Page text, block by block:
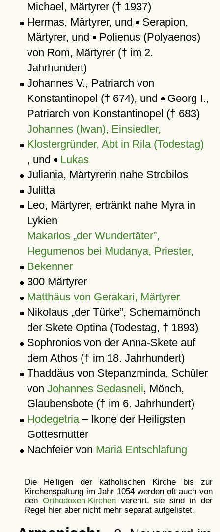
Michael, Märtyrer († 1937)
Hermas, Märtyrer, und Serapion,
Märtyrer, und Polienus (Polyaenos)
von Rom, Märtyrer († im 2.
Jahrhundert)
Johannes V., Patriarch von
Konstantinopel († 674), und Georg I.,
Patriarch von Konstantinopel († 683)
Johannes (Iwan), Einsiedler,
Klostergründer, Abt in Rila (Todestag)
, und
Lukas
Juliania, Märtyrerin nahe Strobilos
Julitta
Leo, Märtyrer, ertränkt nahe Myra in
Lykien
Makarios der Wundertäter ,
Hegumenos bei Mudanya, Priester,
Bekenner
300 Märtyrer
Matthäus von Gerakari, Märtyrer
Nikolaus der Türke , Schemamönch
der Skete Optina (Todestag, † 1893)
Sophronios von der Anna-Skete auf
dem Athos († im 18. Jahrhundert)
Thaddäus von Stepanzminda, Schüler
von Johannes Sedasneli, Mönch,
Glaubensbote († im 6. Jahrhundert)
Hodegetria– Ikone der Heiligsten
Gottesmutter
Nachfeier von Mariä Entschlafung
Die Heiligen der katholischen Kirche bis zur
Kirchenspaltung im Jahr 1054 werden oft auch von
den Orthodoxen Kirchenverehrt, sie sind in der
Regel hier aber nicht mehr separat aufgelistet.